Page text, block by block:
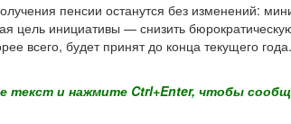
пенсии останутся без изменений:
цель инициативы — снизить
всего, будет принят до конца текущего года.
и нажмите Ctrl+Enter, чтобы